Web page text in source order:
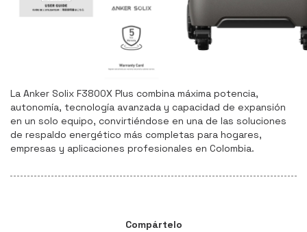
La Anker Solix F3800X Plus combina máxima potencia,
autonomía, tecnología avanzada y capacidad de expansión
en un solo equipo, convirtiéndose en una de las soluciones
de respaldo energético más completas para hogares,
empresas y aplicaciones profesionales en Colombia.
Compártelo